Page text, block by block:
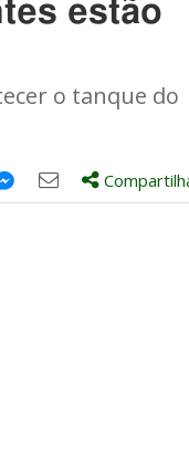
estão
o tanque do
Compartilhe